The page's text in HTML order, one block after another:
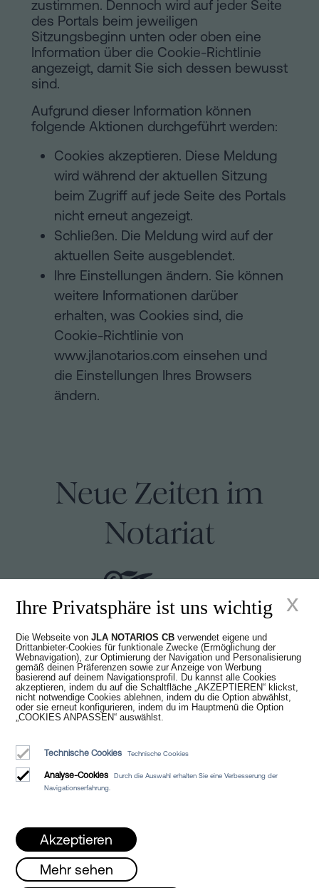
zustimmen. Dennoch wird auf jeder Seite
des Portals beim jeweiligen
Sitzungsbeginn unten oder oben eine
Information über die Cookie-Richtlinie
angezeigt, damit Sie sich dessen bewusst
sind.
Aufgrund dieser Information können
folgende Aktionen durchgeführt werden:
Cookies akzeptieren. Diese Meldung
wird während der aktuellen Sitzung
beim Zugriff auf jede Seite des Portals
nicht erneut angezeigt.
Schließen. Die Meldung wird auf der
aktuellen Seite ausgeblendet.
Ihre Einstellungen ändern. Sie können
weitere Informationen darüber
erhalten, was Cookies sind, die
Cookie-Richtlinie von
www.jlanotarios.com einsehen und
die Einstellungen Ihres Browsers
ändern.
Neue Zeiten im
Notariat
Juan Madridejos Velasco
Luis Alberto Álvarez Moreno
Notare von Barcelona und Online-Notare für ganz Spanien
Dienstleistungen
Wer wir sind
Rechtlicher Hinweis
Ihre Privatsphäre ist uns wichtig
Die Webseite vonJLA NOTARIOS CB verwendet eigene und
Drittanbieter-Cookies für funktionale Zwecke (Ermöglichung der
Webnavigation), zur Optimierung der Navigation und Personalisierung
gemäß deinen Präferenzen sowie zur Anzeige von Werbung
basierend auf deinem Navigationsprofil. Du kannst alle Cookies
akzeptieren, indem du auf die Schaltfläche „AKZEPTIEREN“ klickst,
nicht notwendige Cookies ablehnen, indem du die Option abwählst,
oder sie erneut konfigurieren, indem du im Hauptmenü die Option
„COOKIES ANPASSEN“ auswählst.
Technische Cookies Technische Cookies
Analyse-Cookies
Durch die Auswahl erhalten Sie eine Verbesserung der
Navigationserfahrung.
Akzeptieren
Mehr sehen
x